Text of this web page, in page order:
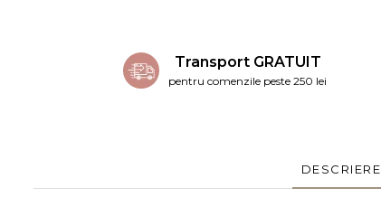
Transport GRATUIT
pentru comenzile peste 250 lei
DESCRIERE